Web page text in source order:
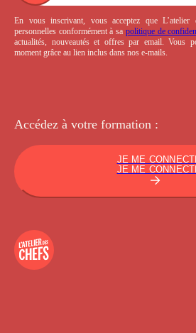
En vous inscrivant, vous acceptez que
personnelles conformément à sa politique de
actualités, nouveautés et offres par email. Vous
moment grâce au lien inclus dans nos e-mails.
Accédez à votre formation :
JE ME
JE ME